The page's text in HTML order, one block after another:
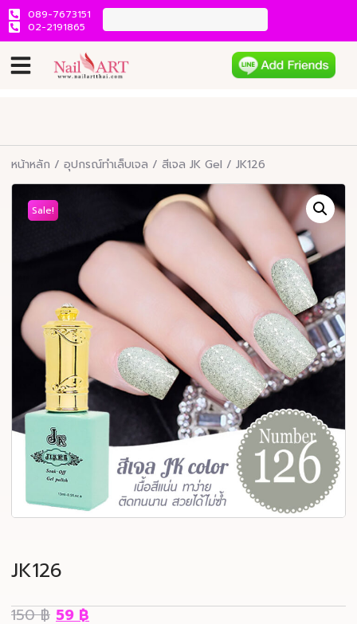
089-7673151
02-2191865
หน้าหลัก / อุปกรณ์ทำเล็บเจล / สีเจล JK Gel / JK126
Sale!
JK126
150฿ 59฿